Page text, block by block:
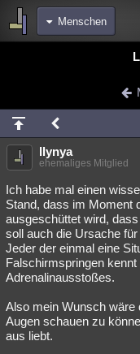
Menschen
Chat Wiki
meine Rubriken
Menschen
Spiritualität
Natur Umfragen
weitere Rubriken
Philosophie Träume
Astronomie Helpdesk
Musik
llynya
ehemaliges Mitglied
Ich habe mal einen
Stand, dass im Moment
ausgeschüttet wird,
soll auch die Ursache
Jeder der einmal eine
Falschirmspringen
Adrenalinausstoßes.
Also mein Wunsch wäre
Augen schauen zu
aus liebt.